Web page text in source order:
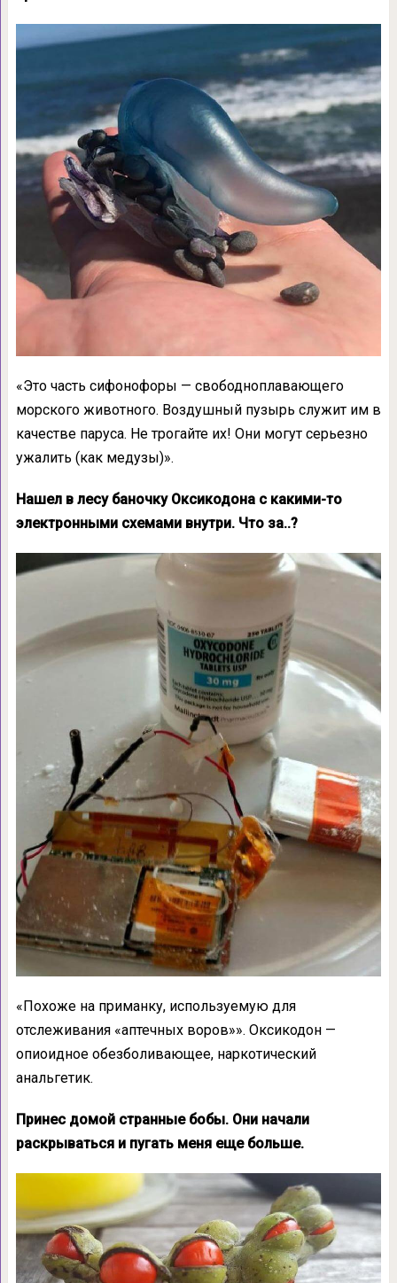
«Это часть сифонофоры — свободноплавающего
морского животного. Воздушный пузырь служит им в
качестве паруса. Не трогайте их! Они могут серьезно
ужалить (как медузы)».
Нашел в лесу баночку Оксикодона с какими-то
электронными схемами внутри. Что за..?
«Похоже на приманку, используемую для
отслеживания «аптечных воров»». Оксикодон —
опиоидное обезболивающее, наркотический
анальгетик.
Принес домой странные бобы. Они начали
раскрываться и пугать меня еще больше.